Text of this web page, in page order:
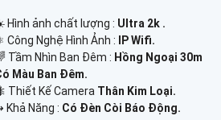
Hình ảnh chất lượng : Ultra 2k .
Công Nghệ Hình Ảnh :
IP Wifi.
Tầm Nhìn Ban Đêm : Hồng Ngoại 30m
Màu Ban Đêm.
Thiết Kế Camera Thân Kim Loại.
Khả Năng : Có Đèn Còi Báo Động.